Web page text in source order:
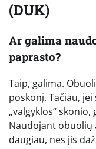
(DUK)
Ar galima
paprasto?
Taip, galima.
poskonį. Tačiau,
„valgyklos“
Naudojant obuolių
daugiau, nes jis